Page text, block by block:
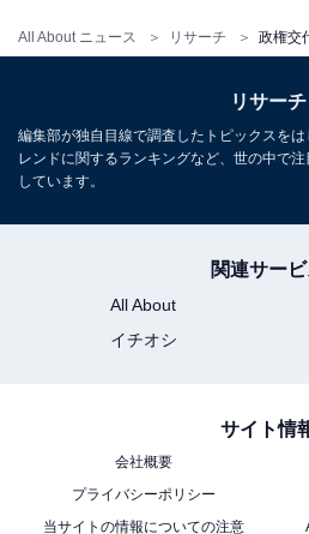
All About ニュース リサーチ
リサーチ
編集部が独自目線で調査したトピックスを
レンドに関するランキングなど、世の中で
しています。
関連サー
All About
イチオシ
サイト情
会社概要
プライバシーポリシー
当サイトの情報についての注意